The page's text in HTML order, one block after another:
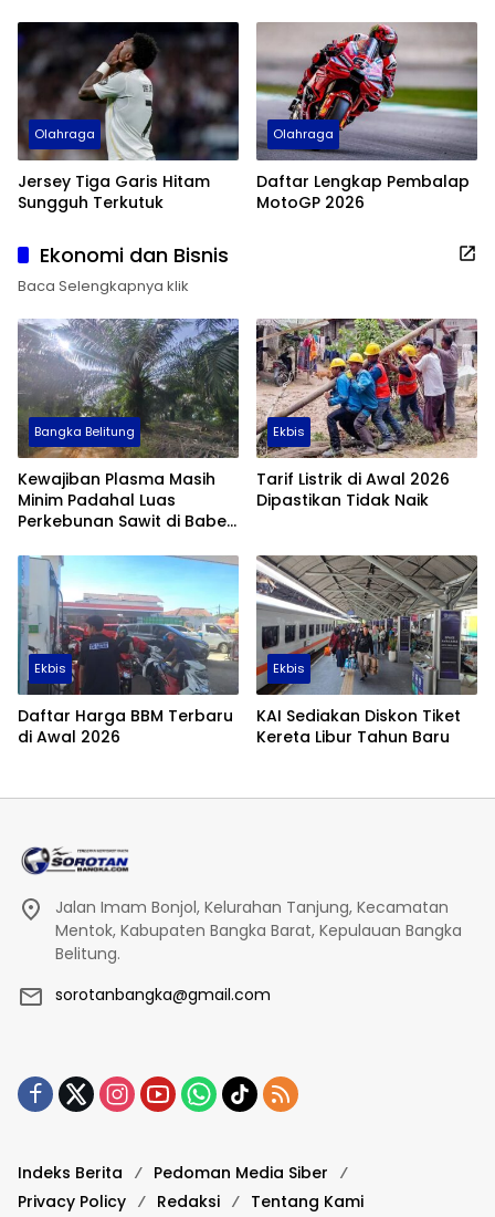
Olahraga
Jersey Tiga Garis Hitam
Sungguh Terkutuk
Olahraga
Daftar Lengkap Pembalap
MotoGP 2026
Ekonomi dan Bisnis
Baca Selengkapnya klik
Bangka Belitung
Kewajiban Plasma Masih
Minim Padahal Luas
Perkebunan Sawit di Babel
Ekbis
Tarif Listrik di Awal 2026
Dipastikan Tidak Naik
Ekbis
Daftar Harga BBM Terbaru
di Awal 2026
Ekbis
KAI Sediakan Diskon Tiket
Kereta Libur Tahun Baru
Jalan Imam Bonjol, Kelurahan Tanjung, Kecamatan
Mentok, Kabupaten Bangka Barat, Kepulauan Bangka
Belitung.
sorotanbangka@gmail.com
Indeks Berita
Pedoman Media Siber
Privacy Policy
Redaksi Tentang Kami